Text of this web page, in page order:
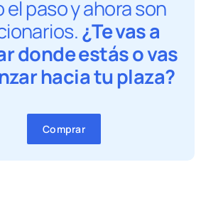
el paso y ahora son
¿Te vas a
donde estás o vas
hacia tu plaza?
Comprar